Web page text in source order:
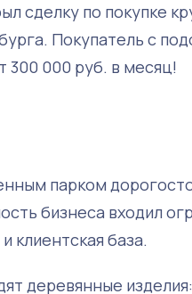
сделку по покупке
Покупатель с
300 000 руб. в месяц!
парком
бизнеса входил
клиентская база.
деревянные